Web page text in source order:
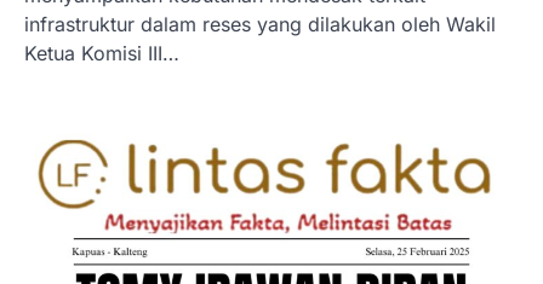
infrastruktur dalam reses yang dilakukan oleh Wakil
Ketua Komisi III…